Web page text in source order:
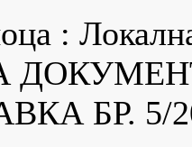
:
БР. 5/